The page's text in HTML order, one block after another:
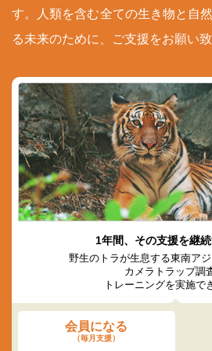
す。人類を含む全ての生き物と自
る未来のために、ご支援をお願い致
1年間、その支援を継
野生のトラが生息する東南ア
カメラトラップ調
トレーニングを実施で
会員になる
（毎月支援）